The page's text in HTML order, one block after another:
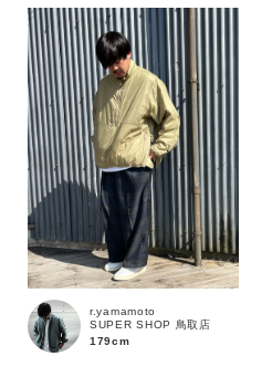
カラー
r.yamamoto
SUPER SHOP 鳥取店
179cm